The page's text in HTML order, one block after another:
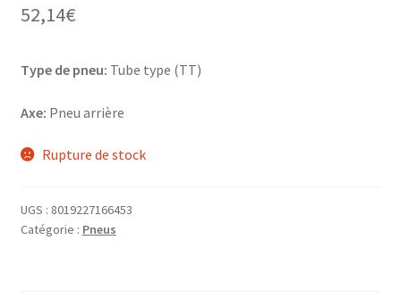
52,14€
Type de pneu: Tube type (TT)
Axe: Pneu arrière
Rupture de stock
UGS : 8019227166453
Catégorie : Pneus